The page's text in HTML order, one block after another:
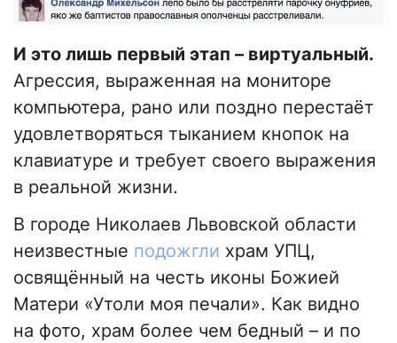
И это лишь первый этап – виртуальный.
Агрессия, выраженная на мониторе
компьютера, рано или поздно перестаёт
удовлетворяться тыканием кнопок на
клавиатуре и требует своего выражения
в реальной жизни.
В городе Николаев Львовской области
неизвестные подожгли храм УПЦ,
освящённый на честь иконы Божией
Матери «Утоли моя печали». Как видно
на фото, храм более чем бедный – и по